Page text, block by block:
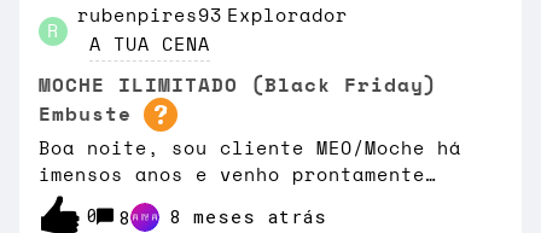
voltar a a ativar para ver se surte
efeito. O que é certo é que já
consegui enviar este tipo de mensagens
e agora não permite. Como resolver?
R
rubenpires93 Explorador
A TUA CENA
MOCHE ILIMITADO (Black Friday)
Embuste
Boa noite, sou cliente MEO/Moche há
imensos anos e venho prontamente
prestar o meu desagrado quanto à
campanha proposta Black Friday,
0 8 8 meses atrás